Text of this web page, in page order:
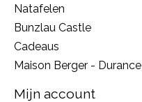
Natafelen
Bunzlau Castle
Cadeaus
Maison Berger - Durance
Mijn account